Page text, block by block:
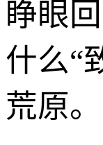
睁眼
什么“
荒原。